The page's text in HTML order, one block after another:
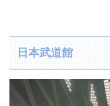
日本武道館